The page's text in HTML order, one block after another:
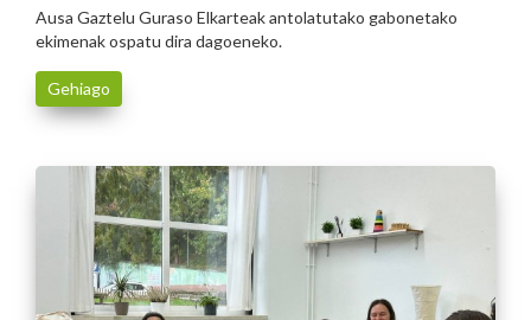
Ausa Gaztelu Guraso Elkarteak antolatutako gabonetako
ekimenak ospatu dira dagoeneko.
Gehiago